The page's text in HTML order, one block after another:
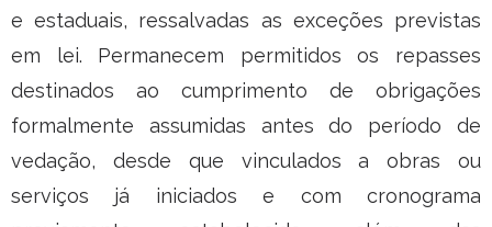
e estaduais, ressalvadas as exceções previstas
em lei. Permanecem permitidos os repasses
destinados ao cumprimento de obrigações
formalmente assumidas antes do período de
vedação, desde que vinculados a obras ou
serviços já iniciados e com cronograma